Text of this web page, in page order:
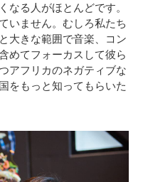
なる人がほとんどです。
いません。むしろ私たち
大きな範囲で音楽、コン
めてフォーカスして彼ら
アフリカのネガティブな
をもっと知ってもらいた